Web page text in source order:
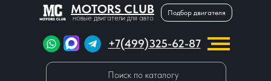
MOTORS CLUB
новые двигатели для авто
Подбор двигателя
+7(499)325-62-87
Поиск по каталогу